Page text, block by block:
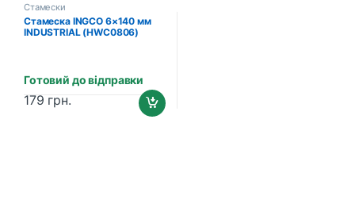
Стамески
Стамеска INGCO 6×140 мм
INDUSTRIAL (HWC0806)
Готовий до відправки
179 грн.